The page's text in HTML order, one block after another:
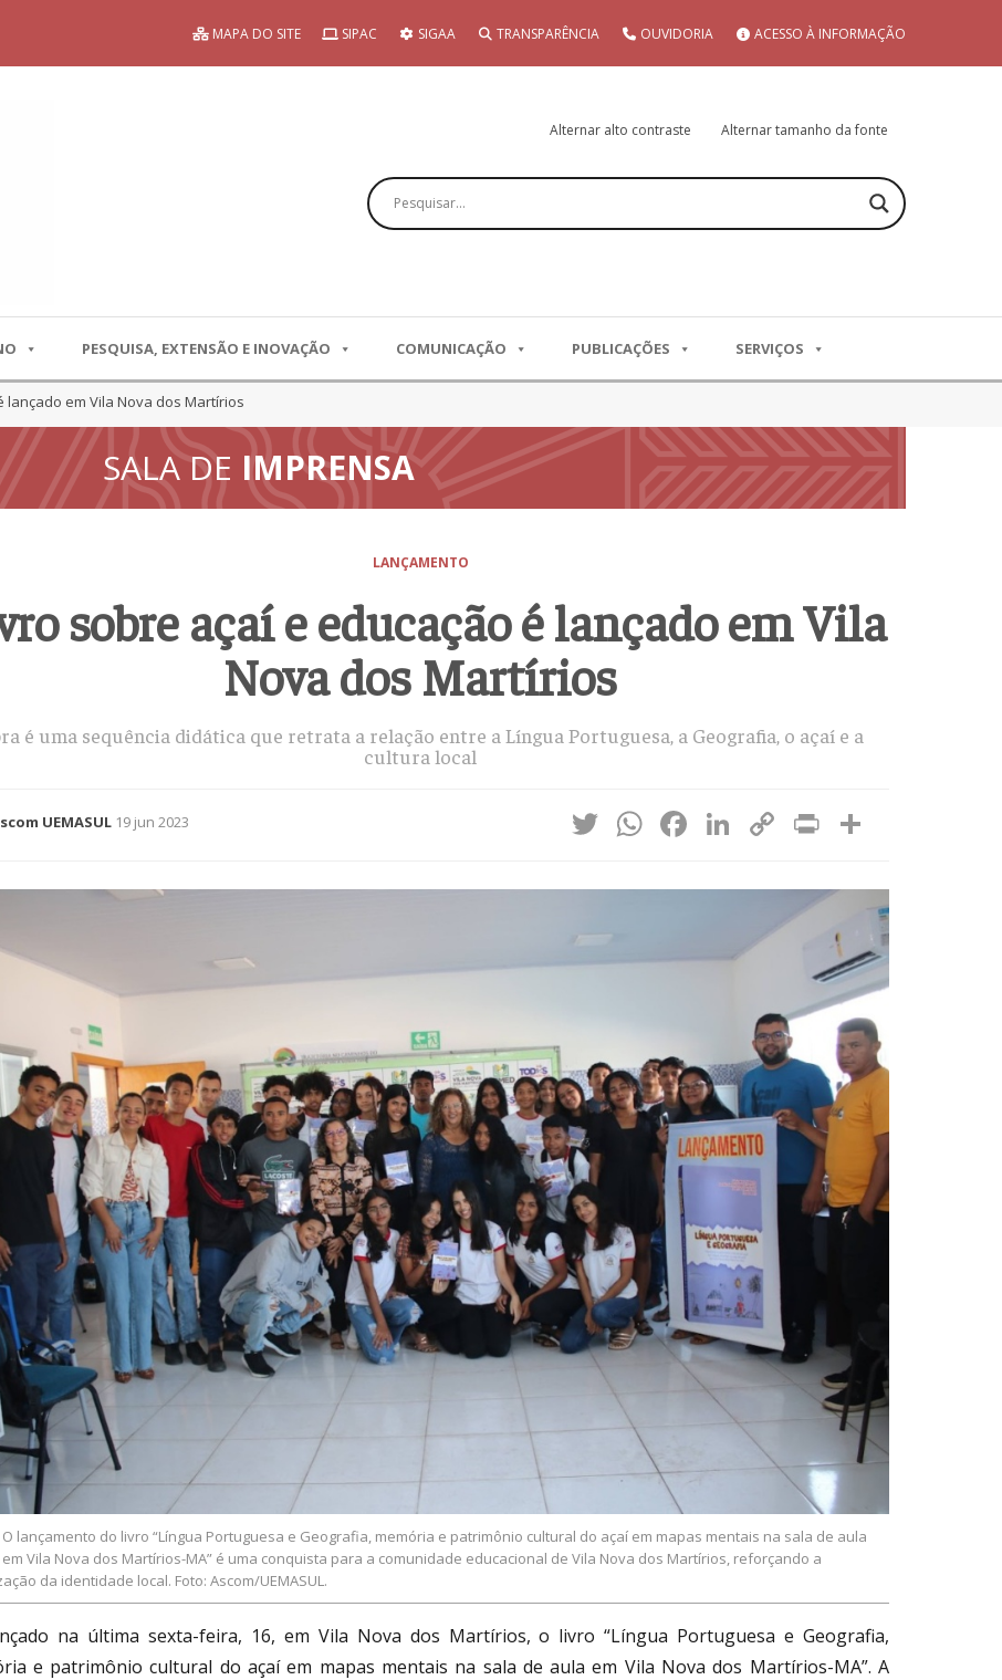
MAPA DO SITE SIPAC SIGAA TRANSPARÊNCIA OUVIDORIA ACESSO À INFORMAÇÃO
Alternar alto contraste Alternar tamanho da fonte
Pesquisar
PESQUISA, EXTENSÃO E INOVAÇÃO COMUNICAÇÃO PUBLICAÇÕES SERVIÇOS
lançado em Vila Nova dos Martírios
SALA DE IMPRENSA
LANÇAMENTO
sobre açaí e educação é lançado em Vila
Nova dos Martírios
é uma sequência didática que retrata a relação entre a Língua Portuguesa, a Geografia, o açaí e a
cultura local
UEMASUL 19 jun 2023 Twitter
WhatsApp
Facebook
LinkedIn
CopyPrint
O lançamento do livro “Língua Portuguesa e Geografia, memória e patrimônio cultural do açaí em mapas mentais na sala de aula
em Vila Nova dos Martírios-MA” é uma conquista para a comunidade educacional de Vila Nova dos Martírios, reforçando a
da identidade local. Foto: Ascom/UEMASUL.
na última sexta-feira, 16, em Vila Nova dos Martírios, o livro “Língua Portuguesa e Geografia,
e patrimônio cultural do açaí em mapas mentais na sala de aula em Vila Nova dos Martírios-MA”. A